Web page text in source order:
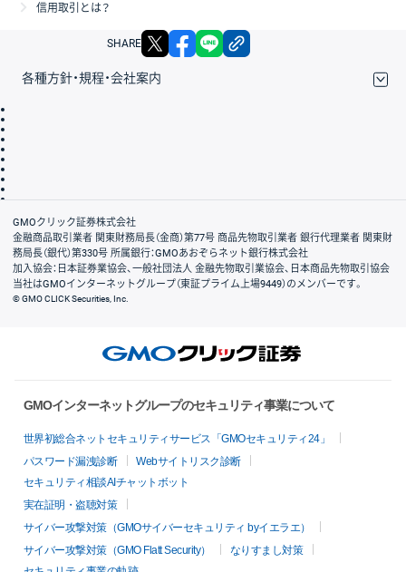
信用取引とは？
SHARE X facebook
各種方針・規程・会社案内
会社案内
GMOクリック証券株式会社
金融商品取引業者 関東財務局長（金商）第77号 商品先物取引業者 銀行代理業者 関東財
務局長（銀代）第330号 所属銀行：GMOあおぞらネット銀行株式会社
加入協会：日本証券業協会、一般社団法人 金融先物取引業協会、日本商品先物取引協会
当社はGMOインターネットグループ（東証プライム上場9449）のメンバーです。
© GMO CLICK Securities, Inc.
GMOインターネットグループのセキュリティ事業について
世界初総合ネットセキュリティサービス「GMOセキュリティ24」
パスワード漏洩診断
Webサイトリスク診断
セキュリティ相談AIチャットボット
実在証明・盗聴対策
サイバー攻撃対策（GMOサイバーセキュリティ byイエラエ）
サイバー攻撃対策（GMO Flatt Security）
なりすまし対策